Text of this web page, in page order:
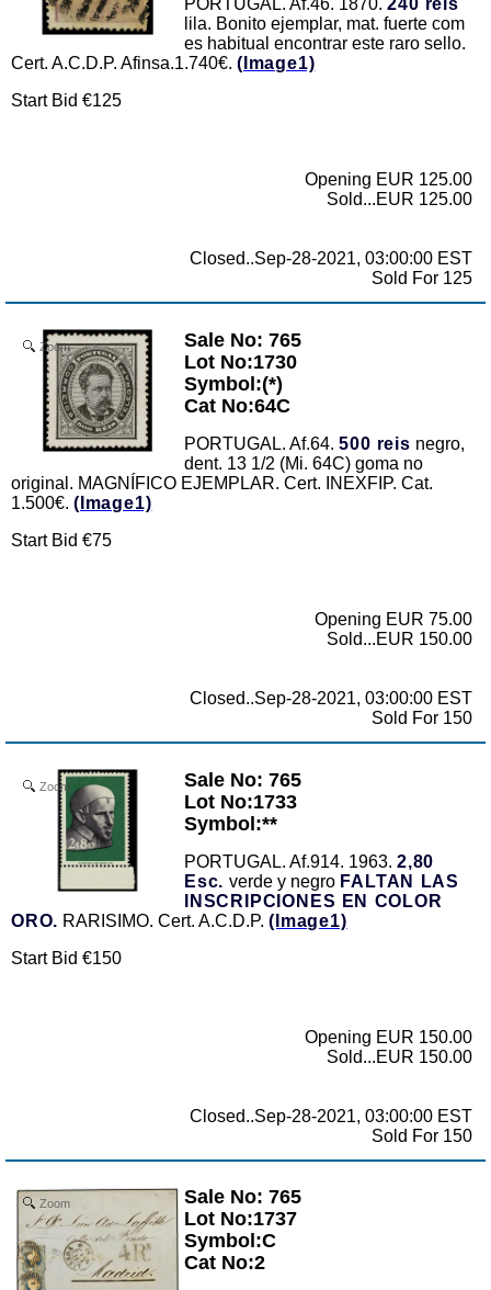
PORTUGAL. Af.46. 1870. 240 reis
lila. Bonito ejemplar, mat. fuerte com
es habitual encontrar este raro sello.
Cert. A.C.D.P. Afinsa.1.740€. (Image1)
Start Bid €125
Opening EUR 125.00
Sold...EUR 125.00
Closed..Sep-28-2021, 03:00:00 EST
Sold For 125
Zoom
Sale No: 765
Lot No:1730
Symbol:(*)
Cat No:64C
PORTUGAL. Af.64. 500 reis negro,
dent. 13 1/2 (Mi. 64C) goma no
original. MAGNÍFICO EJEMPLAR. Cert. INEXFIP. Cat.
1.500€. (Image1)
Start Bid €75
Opening EUR 75.00
Sold...EUR 150.00
Closed..Sep-28-2021, 03:00:00 EST
Sold For 150
Zoom
Sale No: 765
Lot No:1733
Symbol:**
PORTUGAL. Af.914. 1963. 2,80
Esc.verde y negro FALTAN LAS
INSCRIPCIONES EN COLOR
ORO. RARISIMO. Cert. A.C.D.P.(Image1)
Start Bid €150
Opening EUR 150.00
Sold...EUR 150.00
Closed..Sep-28-2021, 03:00:00 EST
Sold For 150
Zoom
Sale No: 765
Lot No:1737
Symbol:C
Cat No:2